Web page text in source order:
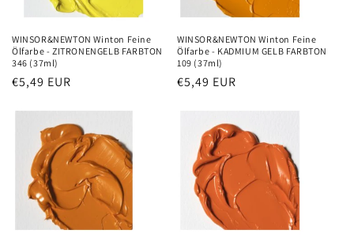
WINSOR&NEWTON Winton Feine
Ölfarbe - ZITRONENGELB FARBTON
346 (37ml)
Precio
€5,49 EUR
WINSOR&NEWTON Winton Feine
Ölfarbe - KADMIUM GELB FARBTON
109 (37ml)
Precio
€5,49 EUR